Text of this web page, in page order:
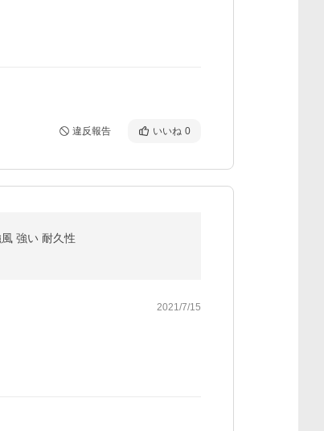
違反報告 いいね 0
強い 耐久性
2021/7/15